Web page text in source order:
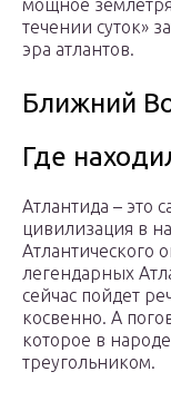
мощное
течении суток»
эра атлантов.
Ближний
Где
Атлантида – это
цивилизация в
Атлантического
легендарных
сейчас пойдет
косвенно. А
которое в
треугольником.